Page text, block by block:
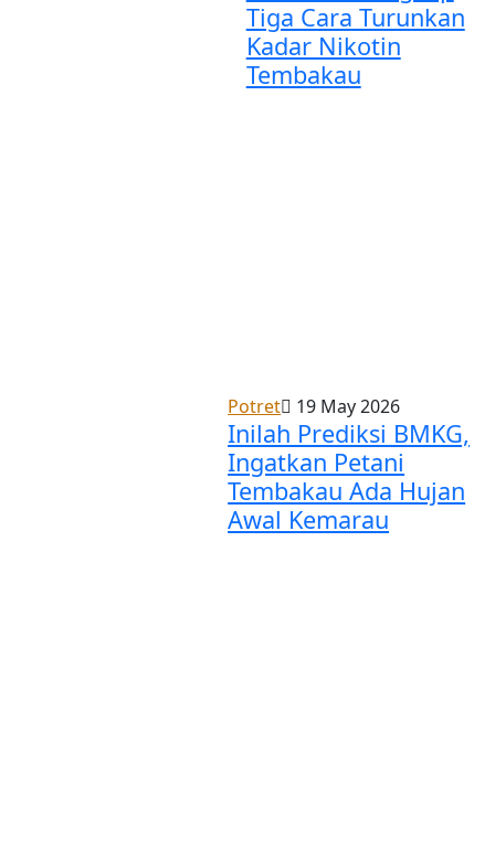
Tiga Cara Turunkan
Kadar Nikotin
Tembakau
Potret 19 May 2026
Inilah Prediksi BMKG,
Ingatkan Petani
Tembakau Ada Hujan
Awal Kemarau